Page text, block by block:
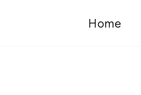
Home